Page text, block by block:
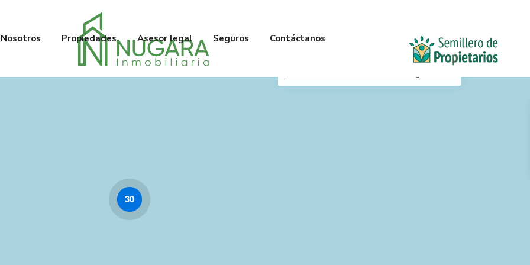
Nosotros Propiedades Asesor legal Seguros Contáctanos
30